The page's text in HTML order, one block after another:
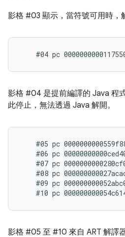
影格 #03 顯示，當符號可用時，
影格 #04 是提前編譯的 Java 程
此停止，無法透過 Java 解開。
#05 pc
#06 pc
#07 pc
#08 pc
#09 pc
影格 #05 至 #10 來自 ART 解譯